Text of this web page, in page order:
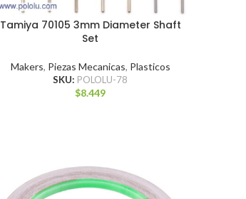
Tamiya 70105 3mm Diameter Shaft
Set
Makers, Piezas Mecanicas, Plasticos
SKU: POLOLU-78
$8.449